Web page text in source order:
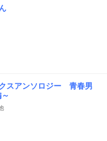
スアンソロジー 青春男